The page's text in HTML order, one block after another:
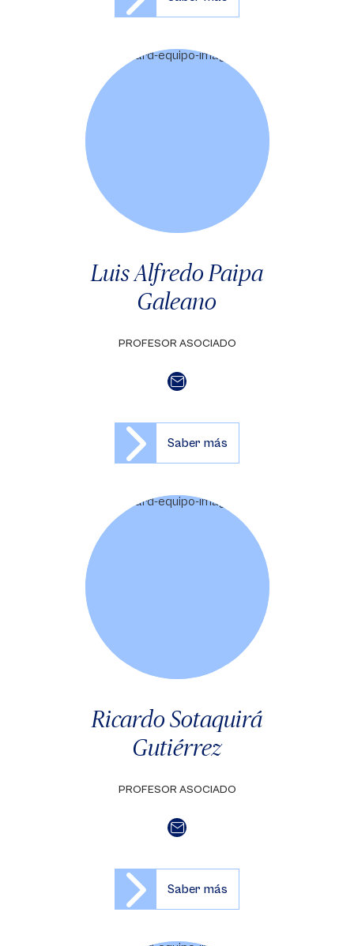
Luis Alfredo Paipa
Galeano
PROFESOR ASOCIADO
Saber más
Ricardo Sotaquirá
Gutiérrez
PROFESOR ASOCIADO
Saber más